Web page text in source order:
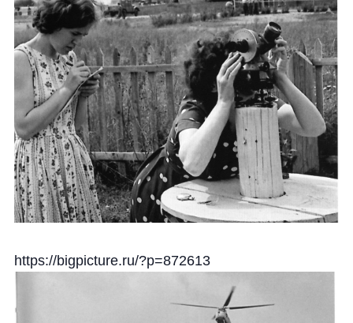
https://bigpicture.ru/?p=872613